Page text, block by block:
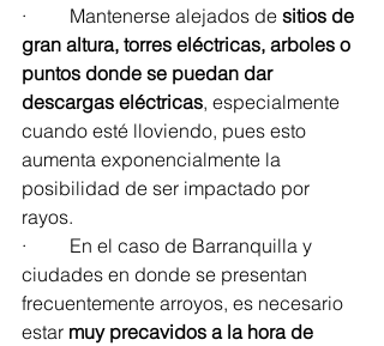
·         Mantenerse alejados de sitios de
gran altura, torres eléctricas, arboles o
puntos donde se puedan dar
descargas eléctricas, especialmente
cuando esté lloviendo, pues esto
aumenta exponencialmente la
posibilidad de ser impactado por
rayos.
·         En el caso de Barranquilla y
ciudades en donde se presentan
frecuentemente arroyos, es necesario
estar muy precavidos a la hora de